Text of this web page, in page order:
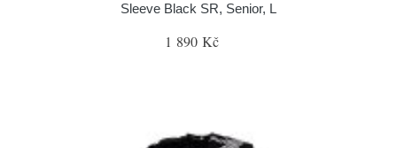
Sleeve Black SR, Senior, L
1 890 Kč